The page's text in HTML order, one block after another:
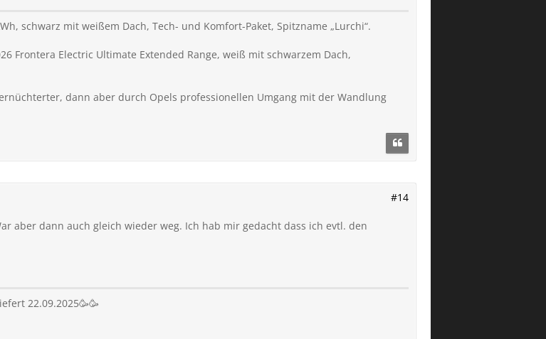
schwarz mit weißem Dach, Tech- und Komfort-Paket, Spitzname „Lurchi“.
Frontera Electric Ultimate Extended Range, weiß mit schwarzem Dach,
dann aber durch Opels professionellen Umgang mit der Wandlung
#14
aber dann auch gleich wieder weg. Ich hab mir gedacht dass ich evtl. den
22.09.2025🥳🥳